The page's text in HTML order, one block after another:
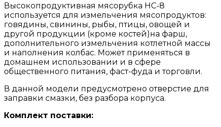
Высокопродуктивная мясорубка HC-8
используется для измельчения мясопродуктов:
говядины, свинины, рыбы, птицы, овощей и
другой продукции (кроме костей)на фарш,
дополнительного измельчения котлетной массы
и наполнения колбас. Может применяться в
домашнем использовании и в сфере
общественного питания, фаст-фуда и торговли.
В данной модели предусмотрено отверстие для
заправки смазки, без разбора корпуса.
Комплект поставки: